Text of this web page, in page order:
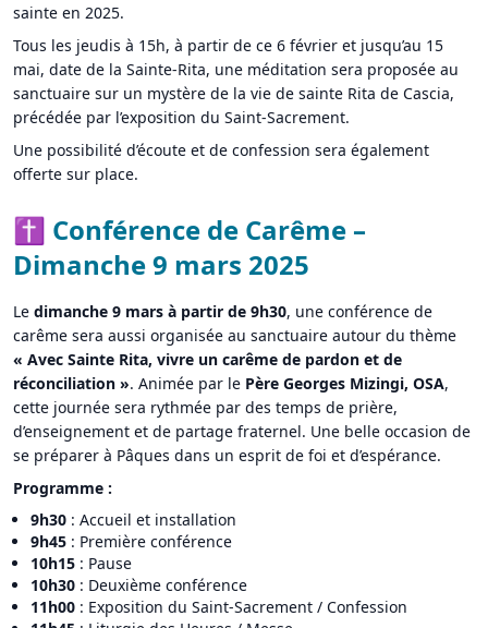
sainte en 2025.
Tous les jeudis à 15h, à partir de ce 6 février et jusqu’au 15
mai, date de la Sainte-Rita, une méditation sera proposée au
sanctuaire sur un mystère de la vie de sainte Rita de Cascia,
précédée par l’exposition du Saint-Sacrement.
Une possibilité d’écoute et de confession sera également
offerte sur place.
✝ Conférence de Carême –
Dimanche 9 mars 2025
Le dimanche 9 mars à partir de 9h30, une conférence de
carême sera aussi organisée au sanctuaire autour du thème
« Avec Sainte Rita, vivre un carême de pardon et de
réconciliation ». Animée par le Père Georges Mizingi, OSA,
cette journée sera rythmée par des temps de prière,
d’enseignement et de partage fraternel. Une belle occasion de
se préparer à Pâques dans un esprit de foi et d’espérance.
Programme :
9h30 : Accueil et installation
9h45 : Première conférence
10h15 : Pause
10h30 : Deuxième conférence
11h00 : Exposition du Saint-Sacrement / Confession